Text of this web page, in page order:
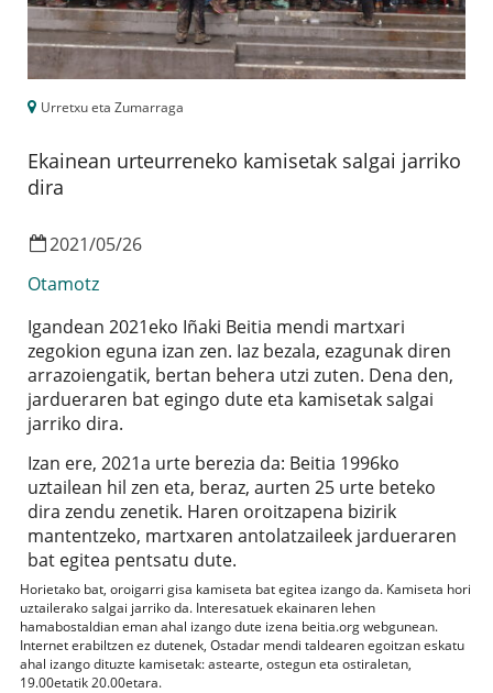
Urretxu eta Zumarraga
Ekainean urteurreneko kamisetak salgai jarriko
dira
2021/05/26
Otamotz
Igandean 2021eko Iñaki Beitia mendi martxari
zegokion eguna izan zen. Iaz bezala, ezagunak diren
arrazoiengatik, bertan behera utzi zuten. Dena den,
jardueraren bat egingo dute eta kamisetak salgai
jarriko dira.
Izan ere, 2021a urte berezia da: Beitia 1996ko
uztailean hil zen eta, beraz, aurten 25 urte beteko
dira zendu zenetik. Haren oroitzapena bizirik
mantentzeko, martxaren antolatzaileek jardueraren
bat egitea pentsatu dute.
Horietako bat, oroigarri gisa kamiseta bat egitea izango da. Kamiseta hori
uztailerako salgai jarriko da. Interesatuek ekainaren lehen
hamabostaldian eman ahal izango dute izena beitia.org webgunean.
Internet erabiltzen ez dutenek, Ostadar mendi taldearen egoitzan eskatu
ahal izango dituzte kamisetak: astearte, ostegun eta ostiraletan,
19.00etatik 20.00etara.